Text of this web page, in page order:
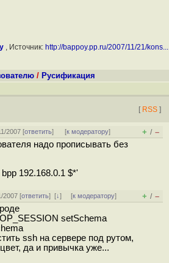
, Источник: http://bappoy.pp.ru/2007/11/21/kons...
/ Русификация
[ RSS ]
2007 [ответить] [к модератору] + / –
надо прописывать без
192.168.0.1 $*'
2007 [ответить][↓] [к модератору] + / –
setSchema
ssh на сервере под рутом,
да и привычка уже...